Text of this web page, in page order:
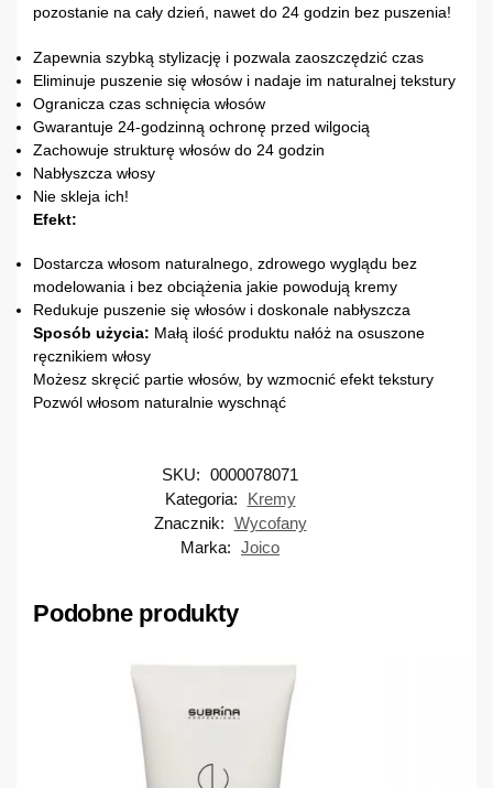
pozostanie na cały dzień, nawet do 24 godzin bez puszenia!
Zapewnia szybką stylizację i pozwala zaoszczędzić czas
Eliminuje puszenie się włosów i nadaje im naturalnej tekstury
Ogranicza czas schnięcia włosów
Gwarantuje 24-godzinną ochronę przed wilgocią
Zachowuje strukturę włosów do 24 godzin
Nabłyszcza włosy
Nie skleja ich!
Efekt:
Dostarcza włosom naturalnego, zdrowego wyglądu bez
modelowania i bez obciążenia jakie powodują kremy
Redukuje puszenie się włosów i doskonale nabłyszcza
Sposób użycia: Małą ilość produktu nałóż na osuszone
ręcznikiem włosy
Możesz skręcić partie włosów, by wzmocnić efekt tekstury
Pozwól włosom naturalnie wyschnąć
SKU: 0000078071
Kategoria:
Kremy
Znacznik: Wycofany
Marka: Joico
Podobne produkty